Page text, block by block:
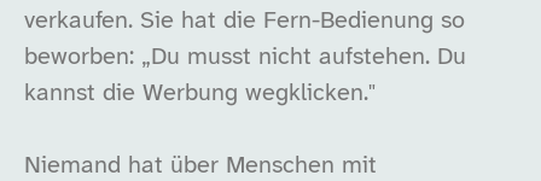
verkaufen. Sie hat die Fern-Bedienung so
beworben: „Du musst nicht aufstehen. Du
kannst die Werbung wegklicken."
Niemand hat über Menschen mit